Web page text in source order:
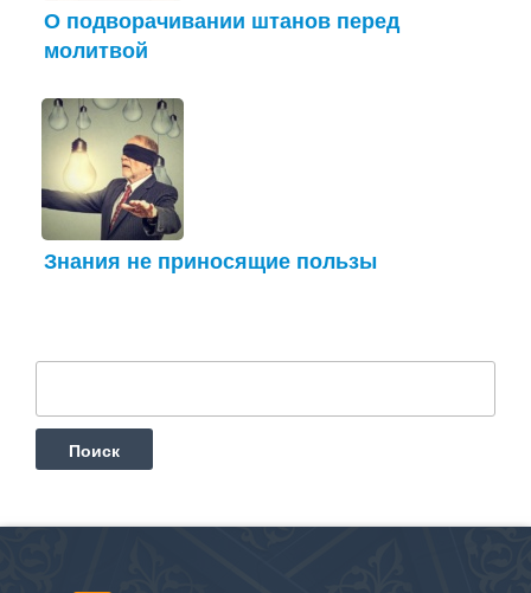
О подворачивании штанов перед
молитвой
Знания не приносящие пользы